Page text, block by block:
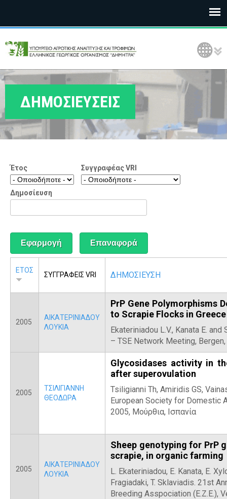
Ε
Λ
Γ
Δ
Η
Μ
Η
Τ
Ρ
Α
Language Selection
ΔΗΜΟΣΙΕΥΣΕΙΣ
Έτος Συγγραφέας VRI
Δημοσίευση
ΕΤΟΣ
ΣΥΓΓΡΑΦΕΙΣ VRI ΔΗΜΟΣΙΕΥΣΗ
2005
ΑΙΚΑΤΕΡΙΝΙΑΔΟΥ
ΛΟΥΚΙΑ
PrP Gene Polymorphisms
to Scrapie Flocks in Greece
Ekateriniadou L.V., Kanata E.
– TSE Network Meeting,
2005
ΤΣΙΛΙΓΙΑΝΝΗ
ΘΕΟΔΩΡΑ
Glycosidases activity in
after superovulation
Tsiligianni Th, Amiridis GS,
European Society for Domestic
2005, Μούρθια, Ισπανία
2005
ΑΙΚΑΤΕΡΙΝΙΑΔΟΥ
ΛΟΥΚΙΑ
Sheep genotyping for PrP
scrapie, in organic farming
L. Ekateriniadou, E. Kanata, E.
Fragiadaki, T. Sklaviadis. 21st
Breeding Asspociation (Ε.Ζ.Ε.),